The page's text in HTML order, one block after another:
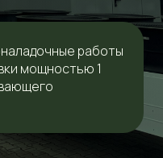
работы
мощностью 1